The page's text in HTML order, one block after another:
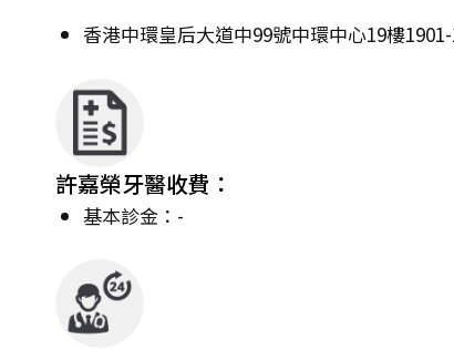
香港中環皇后大道中99號中環中心19樓
許嘉榮牙醫收費：
基本診金：-